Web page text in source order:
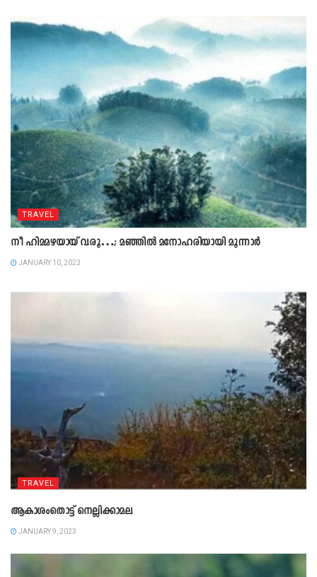
TRAVEL
നീ ഹിമമഴയായ് വരൂ…; മഞ്ഞിൽ മനോഹരിയായി മൂന്നാർ
JANUARY 10, 2023
TRAVEL
ആകാശംതൊട്ട്‌ നെല്ലിക്കാമല
JANUARY 9, 2023